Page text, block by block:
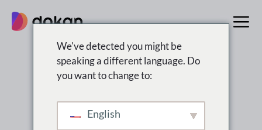
Inhalt
springen
Suchergebnisse für:
“wordpress”
We've detected you might be
speaking a different language. Do
you want to change to:
English